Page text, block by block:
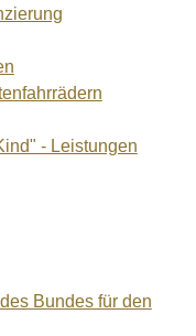
- Leistungen
Bundes für den